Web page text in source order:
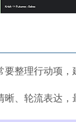
整理行动项，
晰、轮流表达